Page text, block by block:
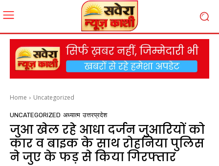
Home Uncategorized
UNCATEGORIZED अध्यात्म उत्तरप्रदेश
जुआ खेल रहे आधा दर्जन जुआरियों को
कार व बाइक के साथ रोहनिया पुलिस
ने जुए के फड़ से किया गिरफ्तार